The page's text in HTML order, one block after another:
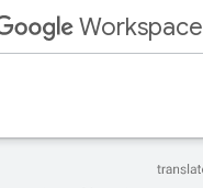
Workspace